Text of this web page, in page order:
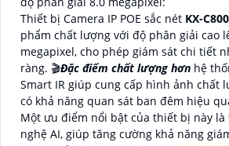
Thiết bị Camera IP POE sắc nét KX-
phẩm chất lượng với độ phân giải cao
megapixel, cho phép giám sát chi tiết
ràng. 🎬Đặc điểm chất lượng hơn hệ
Smart IR giúp cung cấp hình ảnh chất
có khả năng quan sát ban đêm hiệu
Một ưu điểm nổi bật của thiết bị này
nghệ AI, giúp tăng cường khả năng